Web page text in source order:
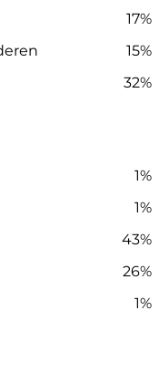
17%
15%
32%
1%
1%
43%
26%
1%